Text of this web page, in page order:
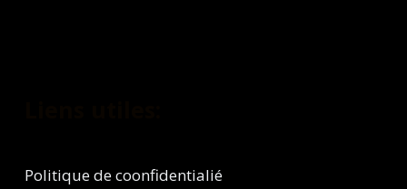
Politique de coonfidentialié